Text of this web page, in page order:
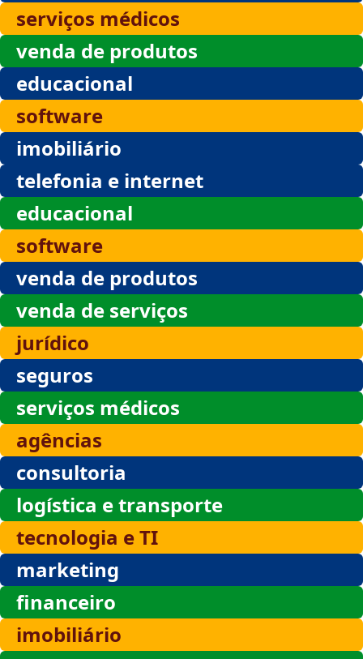
serviços médicos
venda de produtos
educacional
software
imobiliário
telefonia e internet
educacional
software
venda de produtos
venda de serviços
jurídico
seguros
serviços médicos
agências
consultoria
logística e transporte
tecnologia e TI
marketing
financeiro
imobiliário